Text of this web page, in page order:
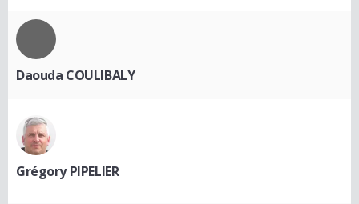
Daouda COULIBALY
Grégory PIPELIER